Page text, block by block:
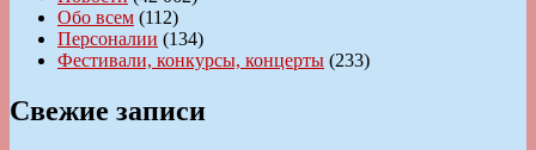
Обо всем (112)
Персоналии (134)
Фестивали, конкурсы, концерты (233)
Свежие записи